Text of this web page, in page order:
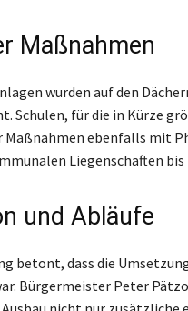
Maßnahmen
wurden auf den
Schulen, für die in Kürze
Maßnahmen ebenfalls mit
Liegenschaften
und Abläufe
betont, dass die
Bürgermeister Peter